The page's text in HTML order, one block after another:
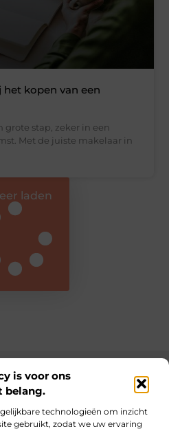
is voor ons
belang.
technologieën om inzicht
gebruikt, zodat we uw ervaring
kopen van een
grote stap, zeker in een
Met de juiste makelaar in
laden